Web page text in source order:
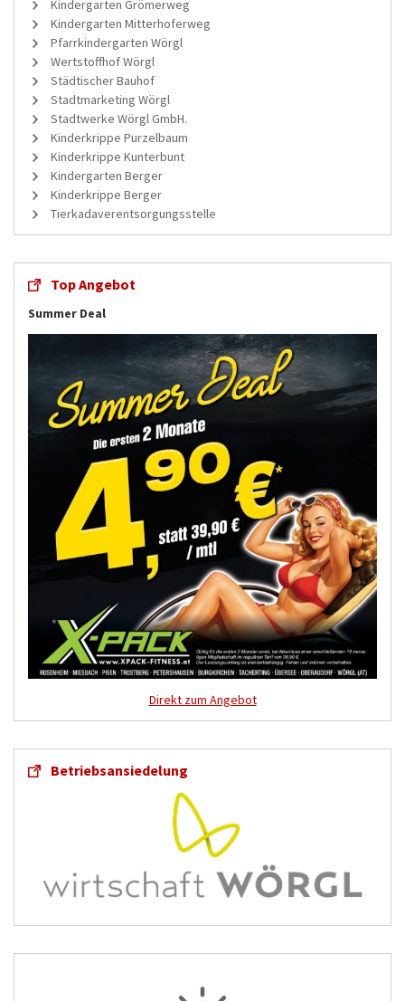
Kindergarten Grömerweg
Kindergarten Mitterhoferweg
Pfarrkindergarten Wörgl
Wertstoffhof Wörgl
Städtischer Bauhof
Stadtmarketing Wörgl
Stadtwerke Wörgl GmbH.
Kinderkrippe Purzelbaum
Kinderkrippe Kunterbunt
Kindergarten Berger
Kinderkrippe Berger
Tierkadaverentsorgungsstelle
Top Angebot
Summer Deal
Direkt zum Angebot
Betriebsansiedelung